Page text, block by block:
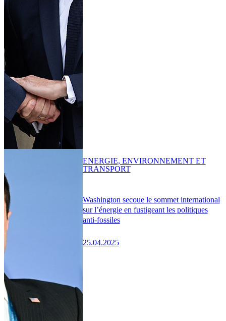
Washington secoue le sommet international
sur l’énergie en fustigeant les politiques
anti-fossiles
25.04.2025
ENERGIE, ENVIRONNEMENT ET
TRANSPORT